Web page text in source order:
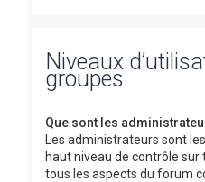
Niveaux
groupes
Que sont les
Les administrateurs sont
haut niveau de contrôle
tous les aspects du forum